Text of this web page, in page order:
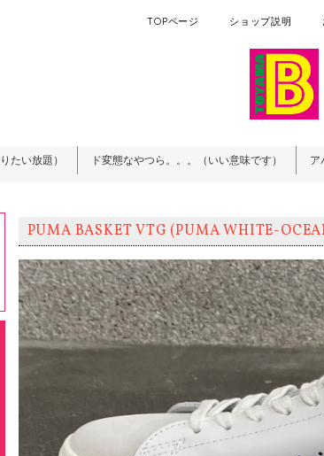
TOPページ ショップ説明
たい放題） ド変態なやつら。。。（いい意味です） ア
PUMA BASKET VTG (PUMA WHITE-